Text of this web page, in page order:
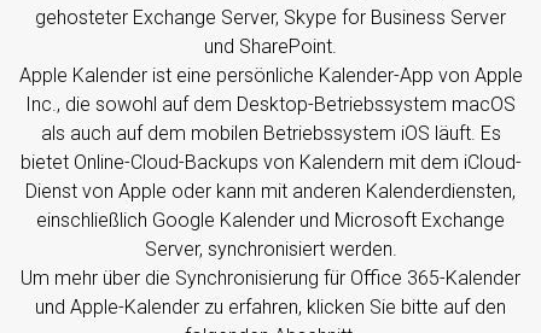
gehosteter Exchange Server, Skype for Business Server
und SharePoint.
Apple Kalender ist eine persönliche Kalender-App von Apple
Inc., die sowohl auf dem Desktop-Betriebssystem macOS
als auch auf dem mobilen Betriebssystem iOS läuft. Es
bietet Online-Cloud-Backups von Kalendern mit dem iCloud-
Dienst von Apple oder kann mit anderen Kalenderdiensten,
einschließlich Google Kalender und Microsoft Exchange
Server, synchronisiert werden.
Um mehr über die Synchronisierung für Office 365-Kalender
und Apple-Kalender zu erfahren, klicken Sie bitte auf den